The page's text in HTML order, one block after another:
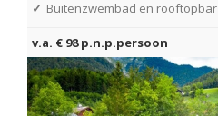
✓ Buitenzwembad en rooftopbar
v.a. € 98 p.n.p.persoon